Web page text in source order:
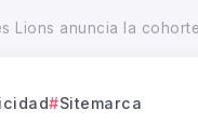
Lions anuncia la
Sitemarca